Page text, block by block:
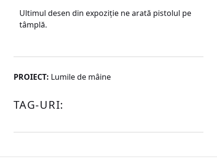
Ultimul desen din expoziție ne arată pistolul pe
tâmplă.
PROIECT: Lumile de mâine
TAG-URI: